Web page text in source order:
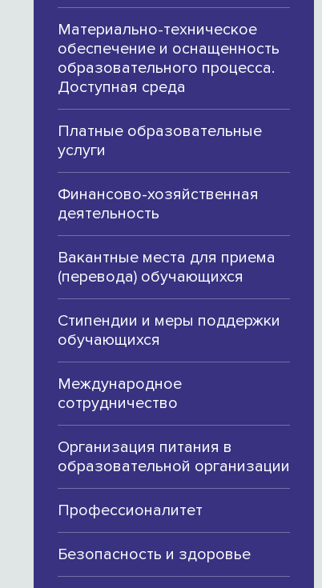
Материально-техническое
обеспечение и оснащенность
образовательного процесса.
Доступная среда
Платные образовательные
услуги
Финансово-хозяйственная
деятельность
Вакантные места для приема
(перевода) обучающихся
Стипендии и меры поддержки
обучающихся
Международное
сотрудничество
Организация питания в
образовательной организации
Профессионалитет
Безопасность и здоровье